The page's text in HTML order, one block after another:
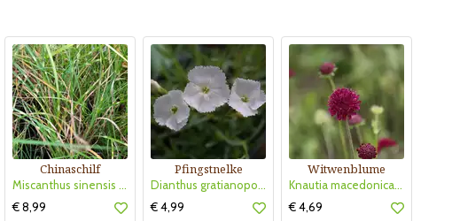
Chinaschilf
Miscanthus sinensis 'Strictus Dwarf'
€ 8,99
Pfingstnelke
Dianthus gratianopolitanus 'La Bourboule White'
€ 4,99
Witwenblume
Knautia macedonica 'Mars Midget'
€ 4,69